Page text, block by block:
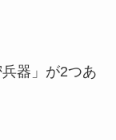
器」が2つあ